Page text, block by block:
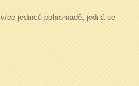
jedinců pohromadě, jedná se